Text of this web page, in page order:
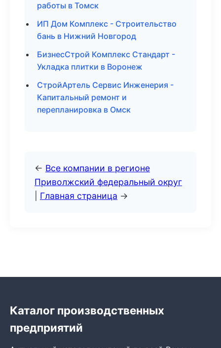
работы в Томск
ИП Дом Комплекс - Строительство
бань в Нижний Новгород
БизнесСтрой Комплекс Стандарт -
Укладка плитки в Воронеж
СтройАртель Сервис Инженерия -
Капитальный ремонт и
перепланировка в Омск
← Все компании в регионе
Приволжский федеральный округ
Главная страница →
Каталог производственных
предприятий